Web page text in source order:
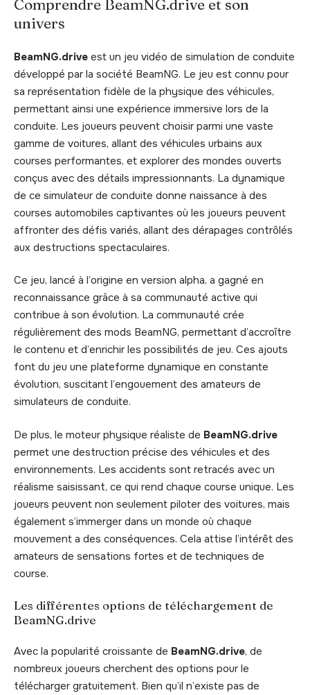
Comprendre BeamNG.drive et son
univers
BeamNG.drive est un jeu vidéo de simulation de conduite
développé par la société BeamNG. Le jeu est connu pour
sa représentation fidèle de la physique des véhicules,
permettant ainsi une expérience immersive lors de la
conduite. Les joueurs peuvent choisir parmi une vaste
gamme de voitures, allant des véhicules urbains aux
courses performantes, et explorer des mondes ouverts
conçus avec des détails impressionnants. La dynamique
de ce simulateur de conduite donne naissance à des
courses automobiles captivantes où les joueurs peuvent
affronter des défis variés, allant des dérapages contrôlés
aux destructions spectaculaires.
Ce jeu, lancé à l’origine en version alpha, a gagné en
reconnaissance grâce à sa communauté active qui
contribue à son évolution. La communauté crée
régulièrement des mods BeamNG, permettant d’accroître
le contenu et d’enrichir les possibilités de jeu. Ces ajouts
font du jeu une plateforme dynamique en constante
évolution, suscitant l’engouement des amateurs de
simulateurs de conduite.
De plus, le moteur physique réaliste de BeamNG.drive
permet une destruction précise des véhicules et des
environnements. Les accidents sont retracés avec un
réalisme saisissant, ce qui rend chaque course unique. Les
joueurs peuvent non seulement piloter des voitures, mais
également s’immerger dans un monde où chaque
mouvement a des conséquences. Cela attise l’intérêt des
amateurs de sensations fortes et de techniques de
course.
Les différentes options de téléchargement de
BeamNG.drive
Avec la popularité croissante de BeamNG.drive, de
nombreux joueurs cherchent des options pour le
télécharger gratuitement. Bien qu’il n’existe pas de